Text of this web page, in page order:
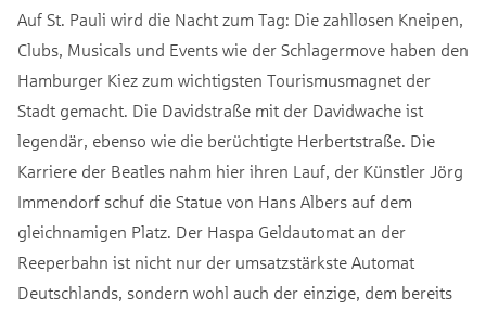
Auf St. Pauli wird die Nacht zum Tag: Die zahllosen Kneipen,
Clubs, Musicals und Events wie der Schlagermove haben den
Hamburger Kiez zum wichtigsten Tourismusmagnet der
Stadt gemacht. Die Davidstraße mit der Davidwache ist
legendär, ebenso wie die berüchtigte Herbertstraße. Die
Karriere der Beatles nahm hier ihren Lauf, der Künstler Jörg
Immendorf schuf die Statue von Hans Albers auf dem
gleichnamigen Platz. Der Haspa Geldautomat an der
Reeperbahn ist nicht nur der umsatzstärkste Automat
Deutschlands, sondern wohl auch der einzige, dem bereits